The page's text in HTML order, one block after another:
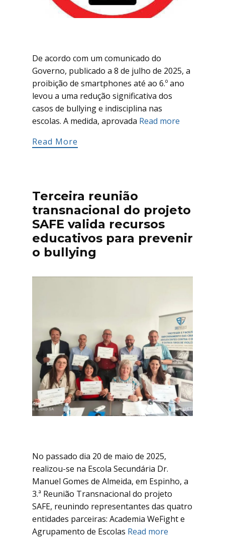
De acordo com um comunicado do
Governo, publicado a 8 de julho de 2025, a
proibição de smartphones até ao 6.º ano
levou a uma redução significativa dos
casos de bullying e indisciplina nas
escolas. A medida, aprovada Read more
Read More
Terceira reunião
transnacional do projeto
SAFE valida recursos
educativos para prevenir
o bullying
No passado dia 20 de maio de 2025,
realizou-se na Escola Secundária Dr.
Manuel Gomes de Almeida, em Espinho, a
3.ª Reunião Transnacional do projeto
SAFE, reunindo representantes das quatro
entidades parceiras: Academia WeFight e
Agrupamento de Escolas Read more